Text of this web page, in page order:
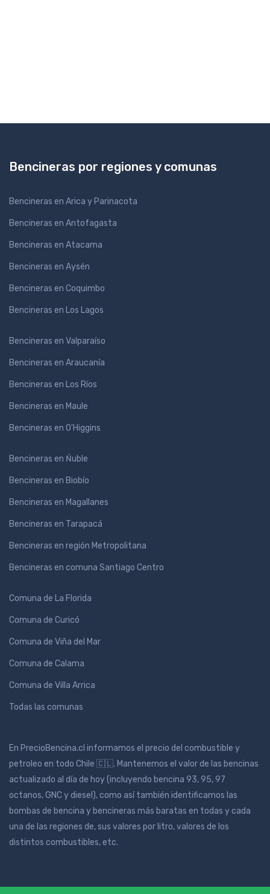
Bencineras por regiones y comunas
Bencineras en Arica y Parinacota
Bencineras en Antofagasta
Bencineras en Atacama
Bencineras en Aysén
Bencineras en Coquimbo
Bencineras en Los Lagos
Bencineras en Valparaíso
Bencineras en Araucanía
Bencineras en Los Ríos
Bencineras en Maule
Bencineras en O'Higgins
Bencineras en Ńuble
Bencineras en Biobío
Bencineras en Magallanes
Bencineras en Tarapacá
Bencineras en región Metropolitana
Bencineras en comuna Santiago Centro
Comuna de La Florida
Comuna de Curicó
Comuna de Viña del Mar
Comuna de Calama
Comuna de Villa Arrica
Todas las comunas
En PrecioBencina.cl informamos el precio del combustible y
petroleo en todo Chile 🇨🇱. Mantenemos el valor de las bencinas
actualizado al día de hoy (incluyendo bencina 93, 95, 97
octanos, GNC y diesel), como así también identificamos las
bombas de bencina y bencineras más baratas en todas y cada
una de las regiones de, sus valores por litro, valores de los
distintos combustibles, etc.